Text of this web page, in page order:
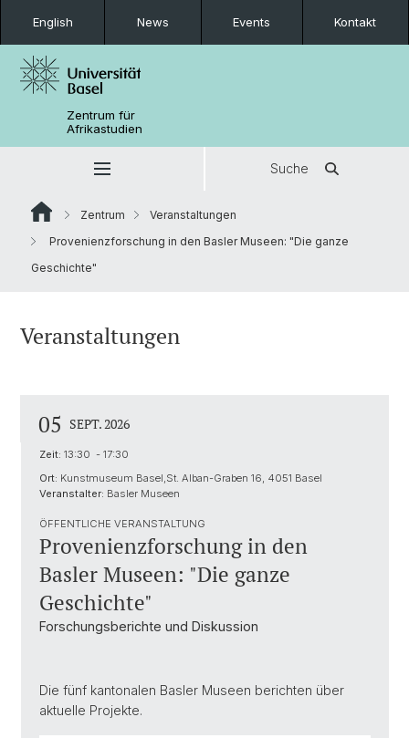
English News Events Kontakt
Zentrum für
Afrikastudien
Suche
Zentrum
Veranstaltungen
Provenienzforschung in den Basler Museen: "Die ganze
Geschichte"
Veranstaltungen
05 SEPT. 2026
Zeit: 13:30 - 17:30
Ort: Kunstmuseum Basel,St. Alban-Graben 16, 4051 Basel
Veranstalter: Basler Museen
ÖFFENTLICHE VERANSTALTUNG
Provenienzforschung in den
Basler Museen: "Die ganze
Geschichte"
Forschungsberichte und Diskussion
Die fünf kantonalen Basler Museen berichten über
aktuelle Projekte.